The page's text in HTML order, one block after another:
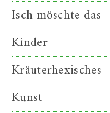
Isch möschte das
Kinder
Kräuterhexisches
Kunst